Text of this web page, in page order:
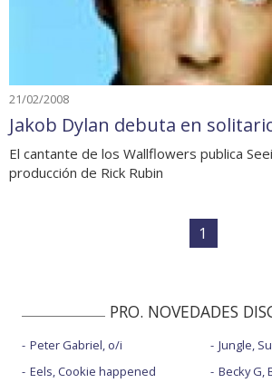
21/02/2008
Jakob Dylan debuta en
El cantante de los Wallflowers publica
producción de Rick Rubin
1
PRO. NOVEDADES
Peter Gabriel, o/i
Eels, Cookie happened
Jungle,
Becky G,